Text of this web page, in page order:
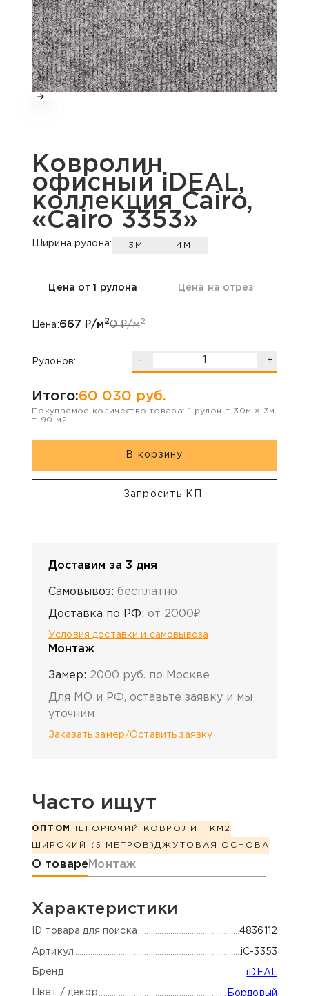
Ковролин
офисный iDEAL,
коллекция Cairo,
«Cairo 3353»
Ширина рулона: 3М 4М
Цена от 1 рулона Цена на отрез
Цена:667 ₽/м20₽/м2
Рулонов: - +
Итого:60 030 руб.
Покупаемое количество товара: 1 рулон = 30м × 3м
=
90 м2
В корзину
Запросить КП
Доставим за 3 дня
Самовывоз: бесплатно
Доставка по РФ: от 2000₽
Условия доставки и самовывоза
Монтаж
Замер: 2000 руб. по Москве
Для МО и РФ, оставьте заявку и мы
уточним
Заказать замер/Оставить заявку
Часто ищут
ОПТОМ НЕГОРЮЧИЙ КОВРОЛИН КМ2
ШИРОКИЙ (5 МЕТРОВ) ДЖУТОВАЯ ОСНОВА
Информация о товаре
О товаре Монтаж
Характеристики
ID товара для поиска 4836112
Артикул iC-3353
Бренд iDEAL
Цвет / декор Бордовый